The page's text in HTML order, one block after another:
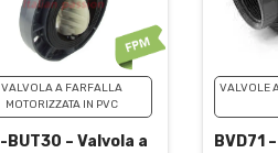
VALVOLA A FARFALLA
MOTORIZZATA IN PVC
BUT30 – Valvola a
VALVOLE
BVD71